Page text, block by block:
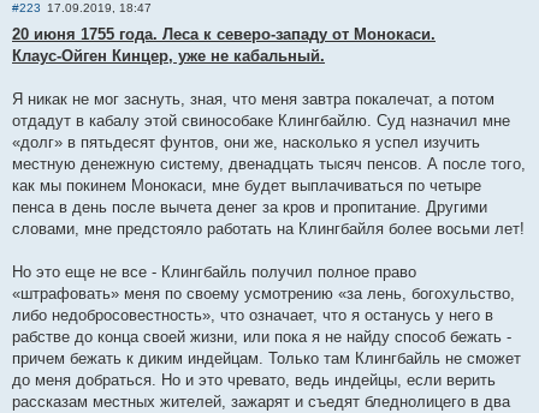
#223 17.09.2019, 18:47
20 июня 1755 года. Леса к северо-западу от Монокаси.
Клаус-Ойген Кинцер, уже не кабальный.
Я никак не мог заснуть, зная, что меня завтра покалечат, а потом
отдадут в кабалу этой свинособаке Клингбайлю. Суд назначил мне
«долг» в пятьдесят фунтов, они же, насколько я успел изучить
местную денежную систему, двенадцать тысяч пенсов. А после того,
как мы покинем Монокаси, мне будет выплачиваться по четыре
пенса в день после вычета денег за кров и пропитание. Другими
словами, мне предстояло работать на Клингбайля более восьми лет!
Но это еще не все - Клингбайль получил полное право
«штрафовать» меня по своему усмотрению «за лень, богохульство,
либо недобросовестность», что означает, что я останусь у него в
рабстве до конца своей жизни, или пока я не найду способ бежать -
причем бежать к диким индейцам. Только там Клингбайль не сможет
до меня добраться. Но и это чревато, ведь индейцы, если верить
рассказам местных жителей, зажарят и съедят бледнолицего в два